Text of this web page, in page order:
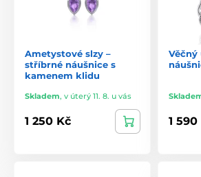
Ametystové slzy –
stříbrné náušnice s
kamenem klidu
Skladem, v úterý 11. 8. u vás
1 250 Kč
Věčný
1 590